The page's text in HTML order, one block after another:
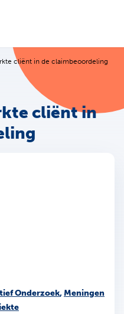
cliënt in de claimbeoordeling
cliënt in
Onderzoek, Meningen